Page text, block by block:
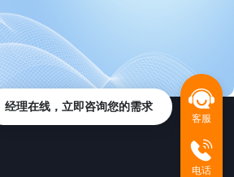
客服
电话
经理在线，立即咨询您的需求